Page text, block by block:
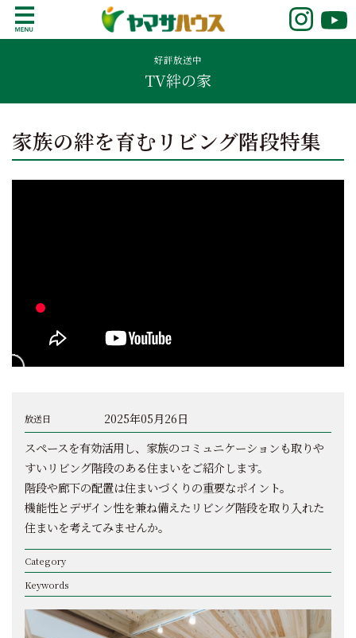
o
鹿児島で注文住宅ならヤマサハウス
新築の注文住宅や建売モデルハウスをお探し
の方はこちら。鹿児島県内で11年連続ナンバ
ーワンの実績を誇る、絆の家でおなじみの
ヤマサハウス。展示場情報や家づくりのこだ
好評放送中
TV絆の家
家族の絆を育むリビング階段特集
放送日
2025年05月26日
スペースを有効活用し、家族のコミュニケーションも取りや
すいリビング階段のある住まいをご紹介します。
階段や廊下の配置は住まいづくりの重要なポイント。
機能性とデザイン性を兼ね備えたリビング階段を取り入れた
住まいを考えてみませんか。
Category
Keywords